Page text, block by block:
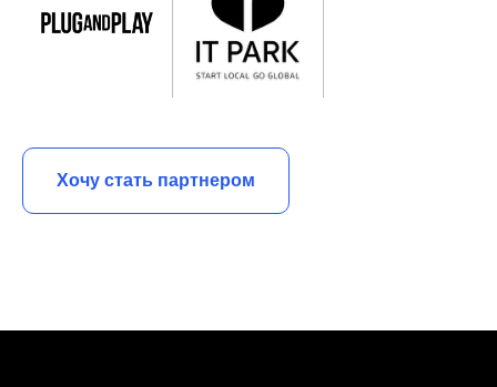
Хочу стать партнером